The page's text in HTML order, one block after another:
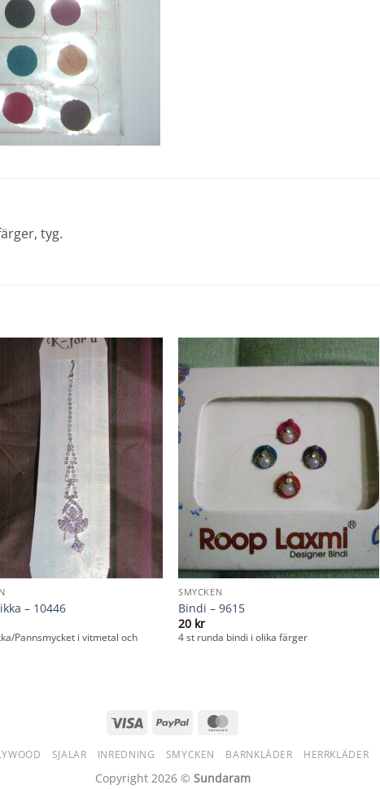
tyg.
– 10446
Pannsmycket i vitmetal och
SMYCKEN
Bindi – 9615
20 kr
4 st runda bindi i olika färger
Visa PayPal
SJALAR INREDNING SMYCKEN BARNKLÄDER HERRKLÄDER
Copyright 2026 © Sundaram